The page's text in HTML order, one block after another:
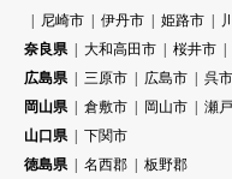
尼崎市
伊丹市 姫路市
奈良県
大和高田市 桜井市
広島県
三原市 広島市 呉市
岡山県
倉敷市 岡山市
瀬
山口県
下関市
徳島県
名西郡
板野郡